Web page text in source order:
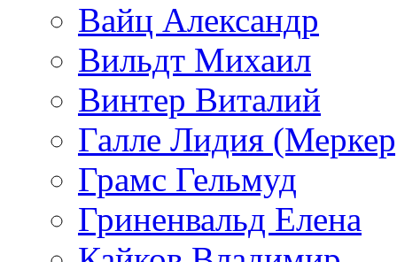
Вайц Александр
Вильдт Михаил
Винтер Виталий
Галле Лидия
Грамс Гельмуд
Гриненвальд Елена